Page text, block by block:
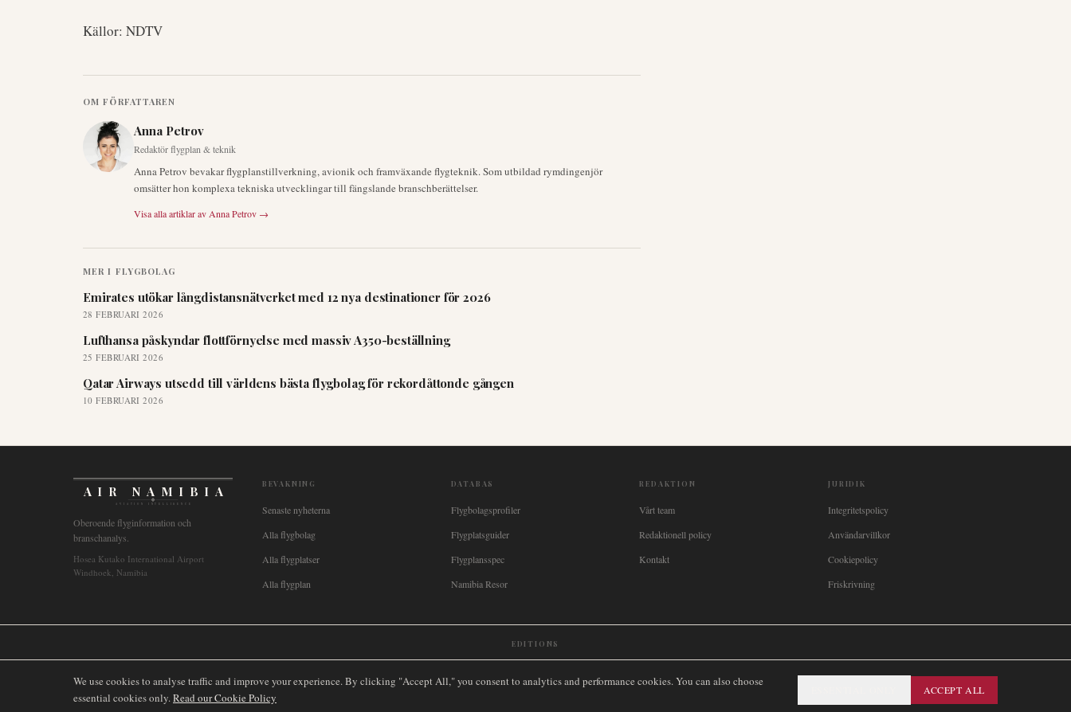
Källor: NDTV
OM FÖRFATTAREN
Anna Petrov
Redaktör flygplan & teknik
Anna Petrov bevakar flygplanstillverkning, avionik och framväxande flygteknik. Som utbildad rymdingenjör
omsätter hon komplexa tekniska utvecklingar till fängslande branschberättelser.
Visa alla artiklar av Anna Petrov →
MER I FLYGBOLAG
Emirates utökar långdistansnätverket med 12 nya destinationer för 2026
28 FEBRUARI 2026
Lufthansa påskyndar flottförnyelse med massiv A350-beställning
25 FEBRUARI 2026
Qatar Airways utsedd till världens bästa flygbolag för rekordåttonde gången
10 FEBRUARI 2026
AIR NAMIBIA
AVIATION INTELLIGENCE
Oberoende flyginformation och
branschanalys.
Hosea Kutako International Airport
Windhoek, Namibia
BEVAKNING
Senaste nyheterna
Alla flygbolag
Alla flygplatser
Alla flygplan
DATABAS
Flygbolagsprofiler
Flygplatsguider
Flygplansspec
Namibia Resor
REDAKTION
Vårt team
Redaktionell policy
Kontakt
JURIDIK
Integritetspolicy
Användarvillkor
Cookiepolicy
Friskrivning
EDITIONS
©2026AIRNAMIBIA MEDIA.ALLA RÄTTIGHETER FÖRBEHÅLLNA. SITEMAP
We use cookies to analyse traffic and improve your experience. By clicking "Accept All," you consent to analytics and performance cookies. You can also choose
essential cookies only.Read our Cookie Policy
ACCEPT ALL